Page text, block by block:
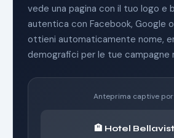
vede una pagina con il tuo logo e
autentica con Facebook, Google
ottieni automaticamente nome,
demografici per le tue campagne
Anteprima captive
🏨 Hotel